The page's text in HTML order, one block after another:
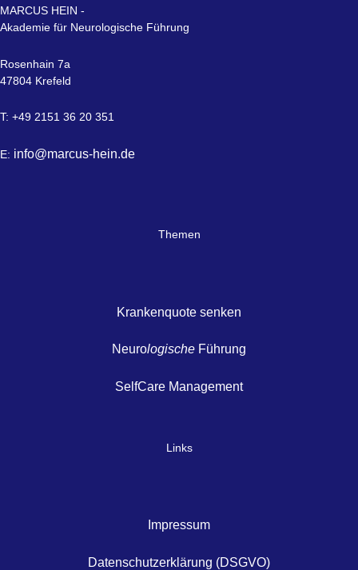
MARCUS HEIN -
Akademie für Neurologische Führung
Rosenhain 7a
47804 Krefeld
T: +49 2151 36 20 351
E: info@marcus-hein.de
Themen
Krankenquote senken
Neurologische Führung
SelfCare Management
Links
Impressum
Datenschutzerklärung (DSGVO)